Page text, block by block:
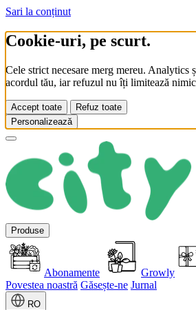
Sari la conținut
Cookie-uri, pe scurt.
Cele strict necesare merg mereu. Analytics
acordul tău, iar refuzul nu îți limitează
Accept toate
Refuz toate
Personalizează
Produse
Abonamente Growly
Povestea noastră Găsește-ne Jurnal
RO